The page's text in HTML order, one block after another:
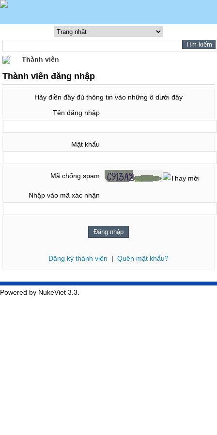
Thành viên
Thành viên đăng nhập
Hãy điền đầy đủ thông tin vào những ô dưới đây
Tên đăng nhập
Mật khẩu
Mã chống spam
Nhập vào mã xác nhận
Đăng ký thành viên | Quên mật khẩu?
Powered by NukeViet 3.3.